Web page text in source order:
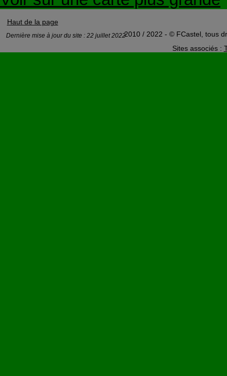
Haut de la page
Dernière mise à jour du site : 22 juillet 20222010 / 2022 - © FCastel, tous
Sites associés :